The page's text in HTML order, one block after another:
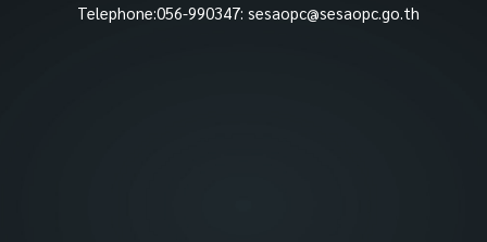
Telephone:056-990347: sesaopc@sesaopc.go.th